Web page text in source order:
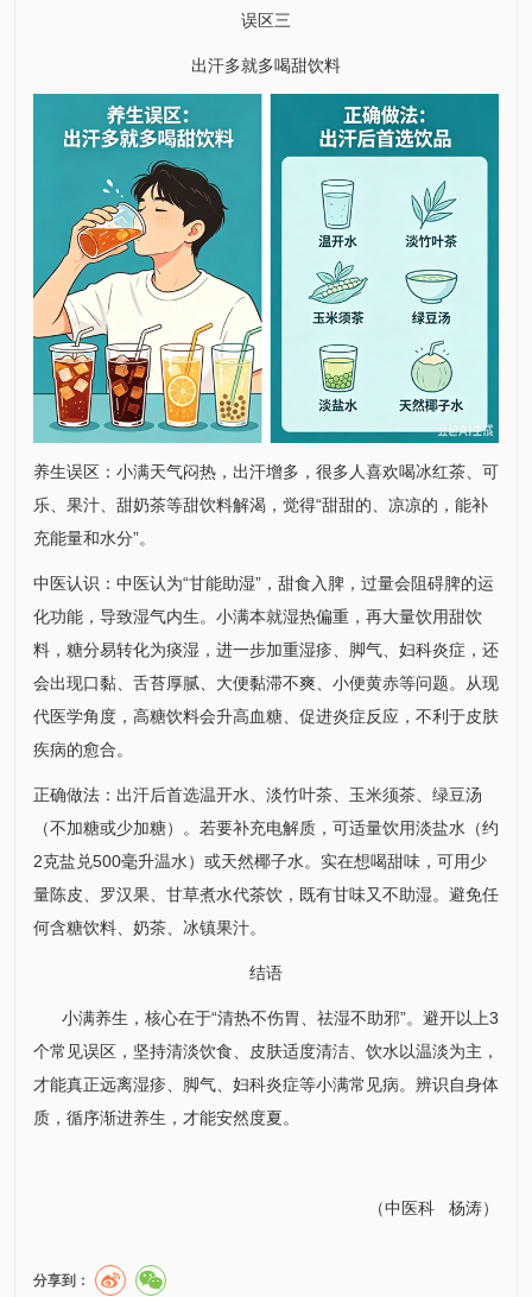
误区三
出汗多就多喝甜饮料
养生误区：小满天气闷热，出汗增多，很多人喜欢喝冰红茶、可
乐、果汁、甜奶茶等甜饮料解渴，觉得“甜甜的、凉凉的，能补
充能量和水分”。
中医认识：中医认为“甘能助湿”，甜食入脾，过量会阻碍脾的运
化功能，导致湿气内生。小满本就湿热偏重，再大量饮用甜饮
料，糖分易转化为痰湿，进一步加重湿疹、脚气、妇科炎症，还
会出现口黏、舌苔厚腻、大便黏滞不爽、小便黄赤等问题。从现
代医学角度，高糖饮料会升高血糖、促进炎症反应，不利于皮肤
疾病的愈合。
正确做法：出汗后首选温开水、淡竹叶茶、玉米须茶、绿豆汤
（不加糖或少加糖）。若要补充电解质，可适量饮用淡盐水（约
2克盐兑500毫升温水）或天然椰子水。实在想喝甜味，可用少
量陈皮、罗汉果、甘草煮水代茶饮，既有甘味又不助湿。避免任
何含糖饮料、奶茶、冰镇果汁。
结语
小满养生，核心在于“清热不伤胃、祛湿不助邪”。避开以上3
个常见误区，坚持清淡饮食、皮肤适度清洁、饮水以温淡为主，
才能真正远离湿疹、脚气、妇科炎症等小满常见病。辨识自身体
质，循序渐进养生，才能安然度夏。
（中医科 杨涛）
分享到：